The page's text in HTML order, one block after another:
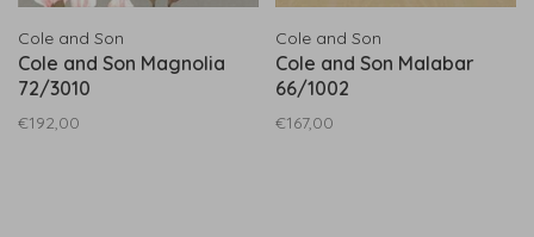
Cole and Son
Cole and Son Magnolia
72/3010
€192,00
Cole and Son
Cole and Son Malabar
66/1002
€167,00